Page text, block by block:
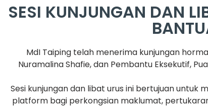
SESI KUNJUNGAN DAN
MdI Taiping telah menerima kunjungan
Nuramalina Shafie, dan Pembantu Eksekutif,
Sesi kunjungan dan libat urus ini bertujuan
platform bagi perkongsian maklumat,